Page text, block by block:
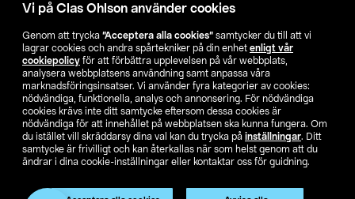
Vi på Clas Ohlson använder cookies
Genom att trycka ”Acceptera alla cookies” samtycker du till att vi
lagrar cookies och andra spårtekniker på din enhet enligt vår
cookiepolicy för att förbättra upplevelsen på vår webbplats,
analysera webbplatsens användning samt anpassa våra
marknadsföringsinsatser. Vi använder fyra kategorier av cookies:
nödvändiga, funktionella, analys och annonsering. För nödvändiga
cookies krävs inte ditt samtycke eftersom dessa cookies är
nödvändiga för att innehållet på webbplatsen ska kunna fungera. Om
du istället vill skräddarsy dina val kan du trycka på inställningar. Ditt
samtycke är frivilligt och kan återkallas när som helst genom att du
ändrar i dina cookie-inställningar eller kontaktar oss för guidning.
Hitta butik
SE NO FI